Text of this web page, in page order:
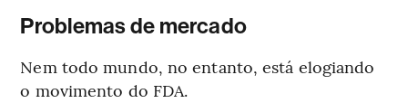
Problemas de mercado
Nem todo mundo, no entanto, está elogiando
o movimento do FDA.